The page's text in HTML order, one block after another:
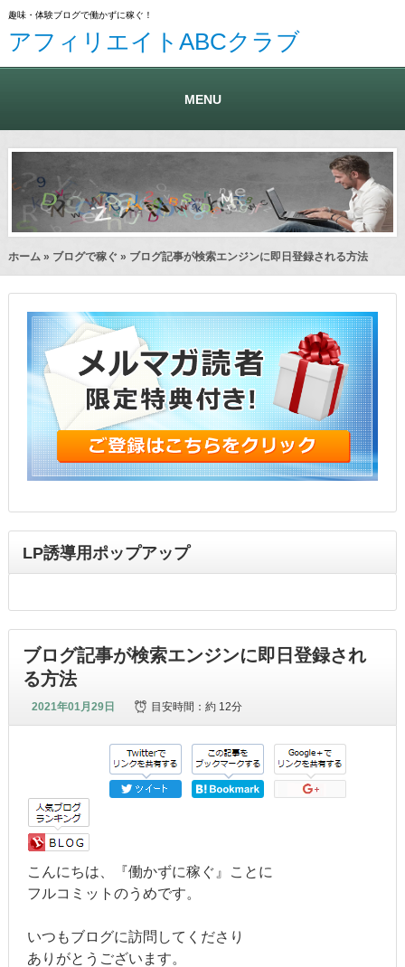
趣味・体験ブログで働かずに稼ぐ！
アフィリエイトABCクラブ
MENU
ホーム » ブログで稼ぐ» ブログ記事が検索エンジンに即日登録される方法
LP誘導用ポップアップ
ブログ記事が検索エンジンに即日登録され
る方法
2021年01月29日 目安時間：約 12分
こんにちは、『働かずに稼ぐ』ことに
フルコミットのうめです。
いつもブログに訪問してくださり
ありがとうございます。